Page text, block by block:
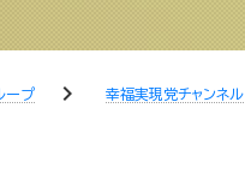
ープ chevron_right 幸福実現党チャンネル